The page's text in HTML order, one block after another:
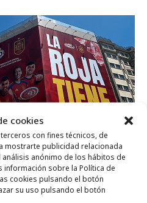
cookies
con fines técnicos, de
mostrarte publicidad relacionada
anónimo de los hábitos de
información sobre la Política de
cookies pulsando el botón
su uso pulsando el botón